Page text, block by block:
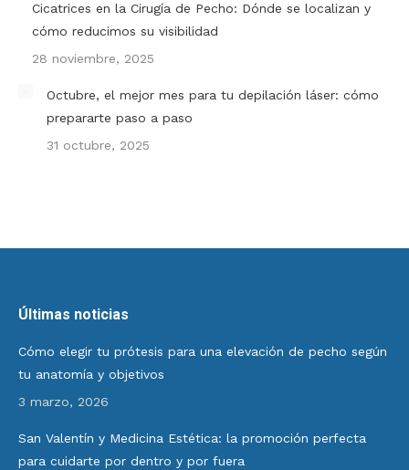
Cicatrices en la Cirugía de Pecho: Dónde se localizan y
cómo reducimos su visibilidad
28 noviembre, 2025
Octubre, el mejor mes para tu depilación láser: cómo
prepararte paso a paso
31 octubre, 2025
Últimas noticias
Cómo elegir tu prótesis para una elevación de pecho según
tu anatomía y objetivos
3 marzo, 2026
San Valentín y Medicina Estética: la promoción perfecta
para cuidarte por dentro y por fuera